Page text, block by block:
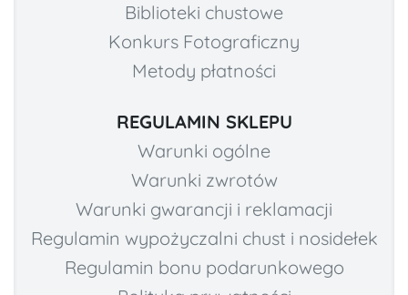
Biblioteki chustowe
Konkurs Fotograficzny
Metody płatności
REGULAMIN SKLEPU
Warunki ogólne
Warunki zwrotów
Warunki gwarancji i reklamacji
Regulamin wypożyczalni chust i nosidełek
Regulamin bonu podarunkowego